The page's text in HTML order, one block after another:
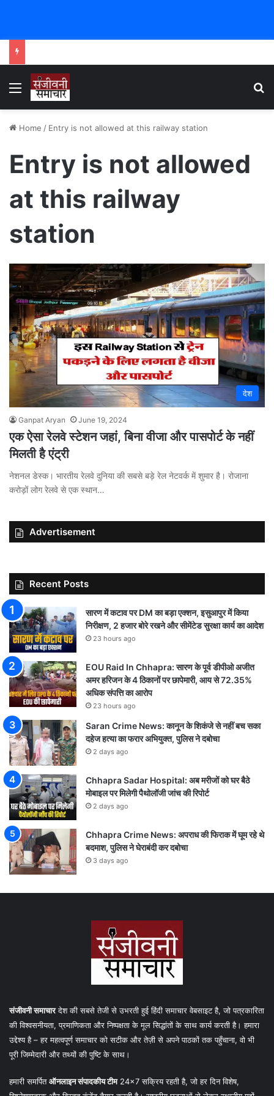
Menu
Home / Entry is not allowed at this railway station
Entry is not allowed
at this railway
station
देश
Ganpat Aryan June 19, 2024
एक ऐसा रेलवे स्टेशन जहां, बिना वीजा और पासपोर्ट के नहीं
मिलती है एंट्री
नेशनल डेस्क। भारतीय रेलवे दुनिया की सबसे बड़े रेल नेटवर्क में शुमार है। रोजाना
करोड़ों लोग रेलवे से एक स्थान…
Advertisement
Recent Posts
सारण में कटाव पर DM का बड़ा एक्शन, इसुआपुर में किया
निरीक्षण, 2 हजार बोरे रखने और सीमेंटेड सुरक्षा कार्य का आदेश
23 hours ago
EOU Raid In Chhapra: सारण के पूर्व डीपीओ अजीत
अमर हरिजन के 4 ठिकानों पर छापेमारी, आय से 72.35%
अधिक संपत्ति का आरोप
23 hours ago
Saran Crime News: कानून के शिकंजे से नहीं बच सका
दहेज हत्या का फरार अभियुक्त, पुलिस ने दबोचा
2 days ago
Chhapra Sadar Hospital: अब मरीजों को घर बैठे
मोबाइल पर मिलेगी पैथोलॉजी जांच की रिपोर्ट
2 days ago
Chhapra Crime News: अपराध की फिराक में घूम रहे थे
बदमाश, पुलिस ने घेराबंदी कर दबोचा
3 days ago
संजीवनी समाचारदेश की सबसे तेजी से उभरती हुई हिंदी समाचार वेबसाइट है, जो पत्रकारिता
की विश्वसनीयता, प्रमाणिकता और निष्पक्षता के मूल सिद्धांतों के साथ कार्य करती है। हमारा
उद्देश्य है – हर महत्वपूर्ण समाचार को सटीक और तेज़ी से अपने पाठकों तक पहुँचाना, वो भी
पूरी जिम्मेदारी और तथ्यों की पुष्टि के साथ।
हमारी समर्पितऑनलाइन संपादकीय टीम24×7 सक्रिय रहती है, जो हर दिन विशेष,